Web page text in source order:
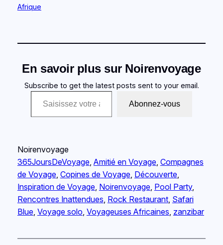
Par rapport à
Afrique
En savoir plus sur Noirenvoyage
Subscribe to get the latest posts sent to your email.
Saisissez votre adresse e-mail…
Abonnez-vous
Noirenvoyage
365JoursDeVoyage, Amitié en Voyage, Compagnes
de Voyage, Copines de Voyage, Découverte
Inspiration de Voyage, Noirenvoyage, Pool Party
Rencontres Inattendues, Rock Restaurant, Safari
Blue, Voyage solo, Voyageuses Africaines, zanzibar